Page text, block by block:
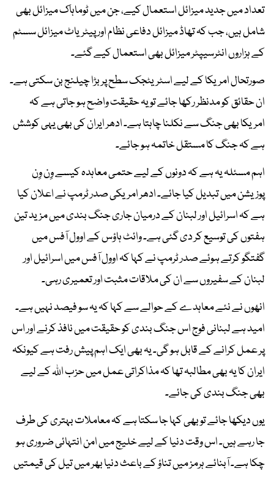
تعداد میں جدید میزائل استعمال کیے، جن میں ٹوماہاک میزائل بھی
شامل ہیں، جب کہ تھاڈ میزائل دفاعی نظام اور پیٹریاٹ میزائل سسٹم
کے ہزاروں انٹرسیپٹر میزائل بھی استعمال کیے گئے۔
صورتحال امریکا کے لیے اسٹریٹجک سطح پر بڑا چیلنج بن سکتی ہے۔
ان حقائق کو مدنظر رکھا جائے تو یہ حقیقت واضح ہو جاتی ہے کہ
امریکا بھی جنگ سے نکلنا چاہتا ہے۔ ادھر ایران کی بھی یہی کوشش
ہے کہ جنگ کا مستقل خاتمہ ہو جائے۔
اہم مسئلہ یہ ہے کہ دونوں کے لیے حتمی معاہدہ کیسے وِن وِن
پوزیشن میں تبدیل کیا جائے۔ ادھر امریکی صدر ٹرمپ نے اعلان کیا
ہے کہ اسرائیل اور لبنان کے درمیان جاری جنگ بندی میں مزید تین
ہفتوں کی توسیع کر دی گئی ہے۔ وائٹ ہاؤس کے اوول آفس میں
گفتگو کرتے ہوئے صدر ٹرمپ نے کہا کہ اوول آفس میں اسرائیل اور
لبنان کے سفیروں سے ان کی ملاقات مثبت اور تعمیری رہی۔
انھوں نے نئے معاہدے کے حوالے سے کہا کہ یہ سو فیصد نہیں ہے۔
امید ہے لبنانی فوج اس جنگ بندی کو حقیقت میں نافذ کرنے اور اس
پر عمل کرانے کے قابل ہو گی۔ یہ بھی ایک اہم پیش رفت ہے کیونکہ
ایران کا یہ بھی مطالبہ تھا کہ مذاکراتی عمل میں حزب اللہ کے لیے
بھی جنگ بندی کی جائے۔
یوں دیکھا جائے تو بھی کہا جا سکتا ہے کہ معاملات بہتری کی طرف
جا رہے ہیں۔ اس وقت دنیا کے لیے خلیج میں امن انتہائی ضروری ہو
چکا ہے۔ آبنائے ہرمز میں تناؤ کے باعث دنیا بھر میں تیل کی قیمتیں